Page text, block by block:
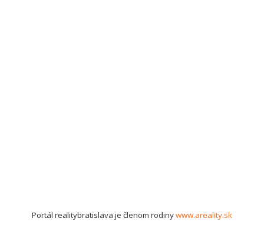
Portál realitybratislava je členom rodinywww.areality.sk